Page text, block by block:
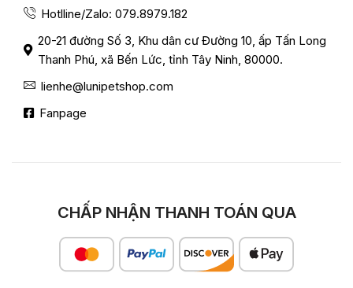
Hotlline/Zalo: 079.8979.182
20-21 đường Số 3, Khu dân cư Đường 10, ấp Tấn Long
Thanh Phú, xã Bến Lức, tỉnh Tây Ninh, 80000.
lienhe@lunipetshop.com
Fanpage
CHẤP NHẬN THANH TOÁN QUA